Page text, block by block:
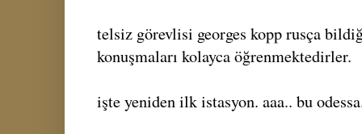
telsiz görevlisi georges kopp rusça
konuşmaları kolayca öğrenmektedirler.
işte yeniden ilk istasyon. aaa.. bu